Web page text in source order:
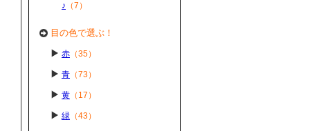
♪ （7）
目の色で選ぶ！
赤 （35）
青 （73）
黄 （17）
緑 （43）